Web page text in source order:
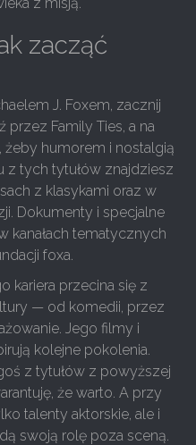
zacząć
J. Foxem, zacznij
przez Family Ties, a na
żeby humorem i nostalgią
z tych tytułów znajdziesz
z klasykami oraz w
Dokumenty i specjalne
kanałach tematycznych
foxa.
kariera przecina się z
— od komedii, przez
Jego filmy i
kolejne pokolenia.
z tytułów z powyższej
że warto. A przy
talenty aktorskie, ale i
swoją rolę poza sceną.